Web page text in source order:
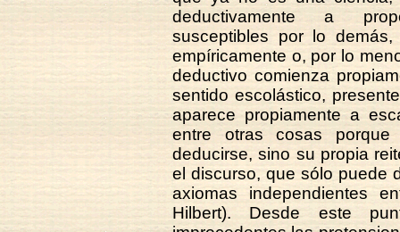
deductivamente a
susceptibles por lo
empíricamente o, por lo
deductivo comienza
sentido escolástico,
aparece propiamente a
entre otras cosas
deducirse, sino su propia
el discurso, que sólo puede
axiomas independientes
Hilbert). Desde este